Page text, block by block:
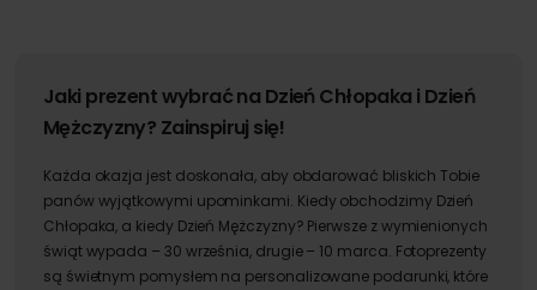
Jaki prezent wybrać na Dzień Chłopaka i Dzień
Mężczyzny? Zainspiruj się!
Każda okazja jest doskonała, aby obdarować bliskich Tobie
panów wyjątkowymi upominkami. Kiedy obchodzimy Dzień
Chłopaka, a kiedy Dzień Mężczyzny? Pierwsze z wymienionych
świąt wypada – 30 września, drugie – 10 marca. Fotoprezenty
są świetnym pomysłem na personalizowane podarunki, które